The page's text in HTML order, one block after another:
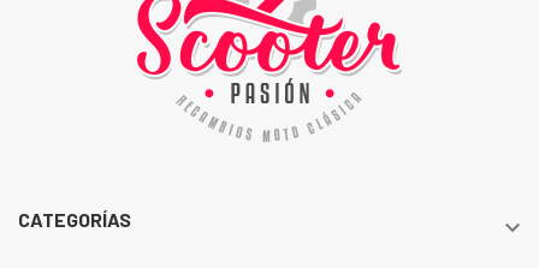
CATEGORÍAS 